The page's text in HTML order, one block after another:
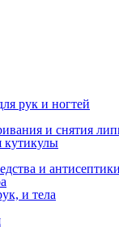
рук и ногтей
и снятия
кутикулы
и антисептики
и тела